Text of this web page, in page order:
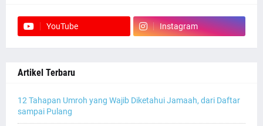
YouTube Instagram
Artikel Terbaru
12 Tahapan Umroh yang Wajib Diketahui Jamaah, dari Daftar
sampai Pulang